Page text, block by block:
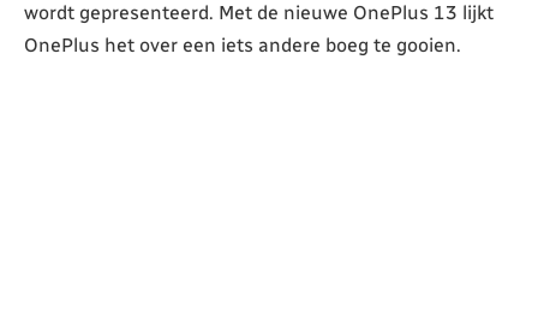
wordt gepresenteerd. Met de nieuwe OnePlus 13 lijkt
OnePlus het over een iets andere boeg te gooien.